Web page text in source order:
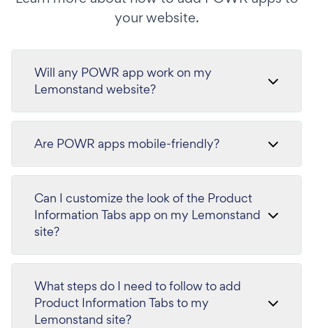
your website.
Will any POWR app work on my
Lemonstand website?
Are POWR apps mobile-friendly?
Can I customize the look of the Product
Information Tabs app on my Lemonstand
site?
What steps do I need to follow to add
Product Information Tabs to my
Lemonstand site?